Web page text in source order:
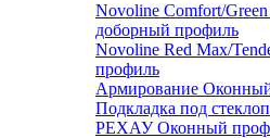
Novoline Comfort/
доборный профиль
Novoline Red Max/
профиль
Армирование
Подкладка под
РЕХАУ Оконный